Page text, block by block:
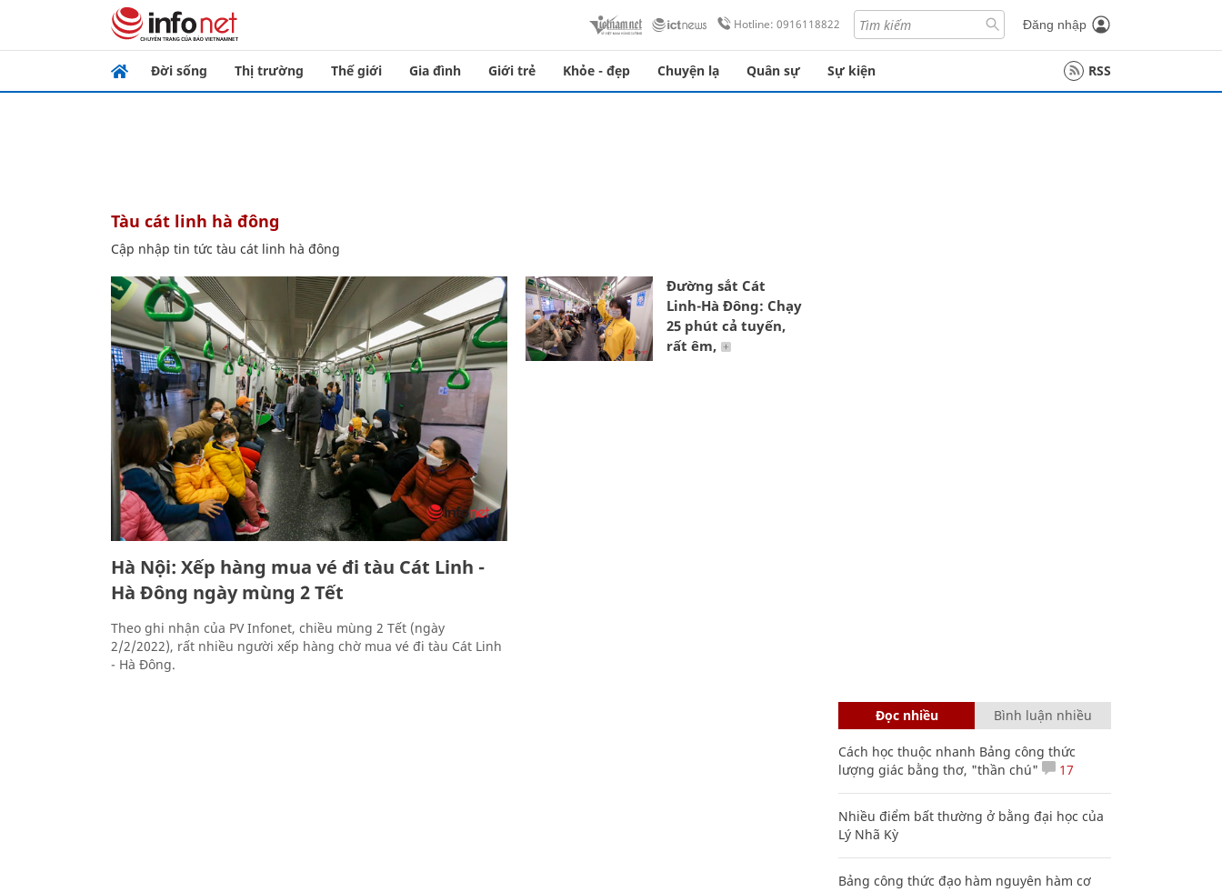
Hotline: 0916118822 Đăng nhập
Đời sống Thị trường Thế giới Gia đình Giới trẻ Khỏe - đẹp Chuyện lạ Quân sự Sự kiện RSS
tàu cát linh hà đông
Cập nhập tin tức tàu cát linh hà đông
Hà Nội: Xếp hàng mua vé đi tàu Cát Linh -
Hà Đông ngày mùng 2 Tết
Theo ghi nhận của PV Infonet, chiều mùng 2 Tết (ngày
2/2/2022), rất nhiều người xếp hàng chờ mua vé đi tàu Cát Linh
- Hà Đông.
Đường sắt Cát
Linh-Hà Đông: Chạy
25 phút cả tuyến,
rất êm,
Đọc nhiều Bình luận nhiều
Cách học thuộc nhanh Bảng công thức
lượng giác bằng thơ, "thần chú"
17
Nhiều điểm bất thường ở bằng đại học của
Lý Nhã Kỳ
Bảng công thức đạo hàm nguyên hàm cơ